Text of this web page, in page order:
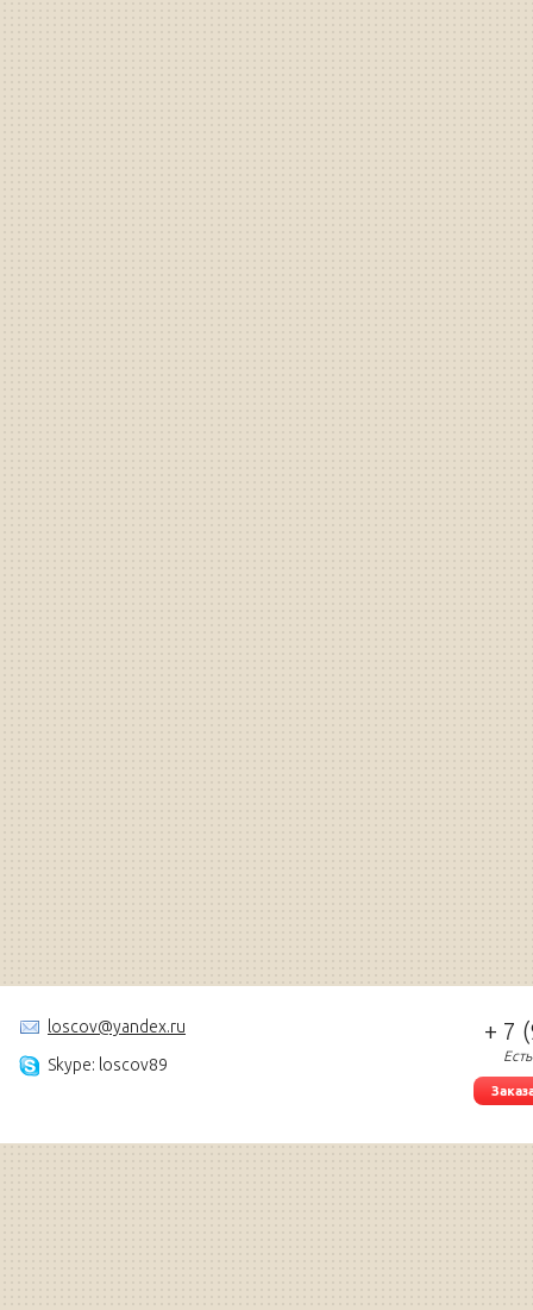
loscov@yandex.ru
Skype: loscov89
+ 7